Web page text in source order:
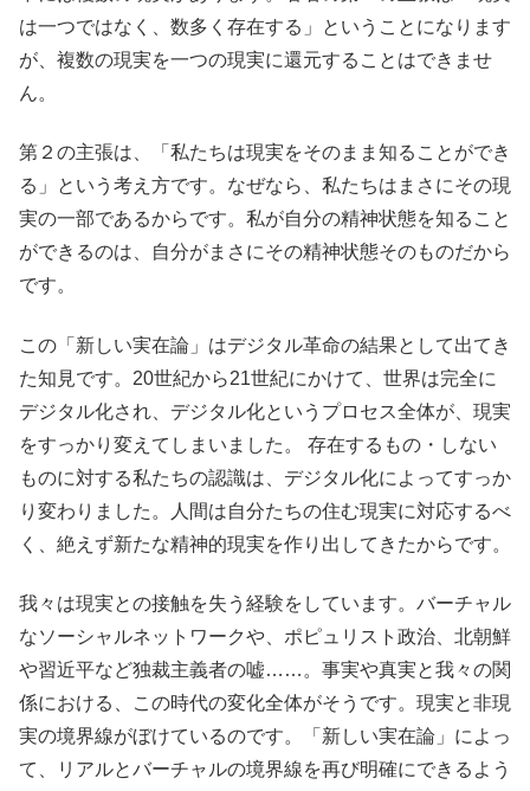
は一つではなく、数多く存在する」ということになります
が、複数の現実を一つの現実に還元することはできませ
ん。
第２の主張は、「私たちは現実をそのまま知ることができ
る」という考え方です。なぜなら、私たちはまさにその現
実の一部であるからです。私が自分の精神状態を知ること
ができるのは、自分がまさにその精神状態そのものだから
です。
この「新しい実在論」はデジタル革命の結果として出てき
た知見です。20世紀から21世紀にかけて、世界は完全に
デジタル化され、デジタル化というプロセス全体が、現実
をすっかり変えてしまいました。 存在するもの・しない
ものに対する私たちの認識は、デジタル化によってすっか
り変わりました。人間は自分たちの住む現実に対応するべ
く、絶えず新たな精神的現実を作り出してきたからです。
我々は現実との接触を失う経験をしています。バーチャル
なソーシャルネットワークや、ポピュリスト政治、北朝鮮
や習近平など独裁主義者の嘘……。事実や真実と我々の関
係における、この時代の変化全体がそうです。現実と非現
実の境界線がぼけているのです。「新しい実在論」によっ
て、リアルとバーチャルの境界線を再び明確にできるよう